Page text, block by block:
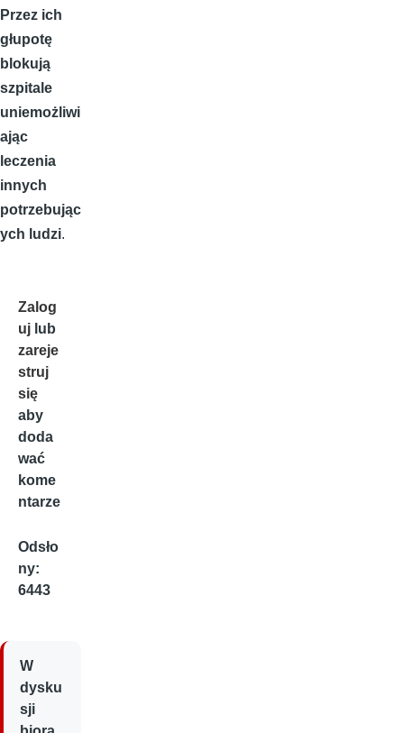
Przez ich
głupotę
blokują
szpitale
uniemożliwi
ając
leczenia
innych
potrzebując
ych ludzi.
Zalog
uj lub
zareje
struj
się
aby
doda
wać
kome
ntarze
Odsło
ny:
6443
W
dysku
sji